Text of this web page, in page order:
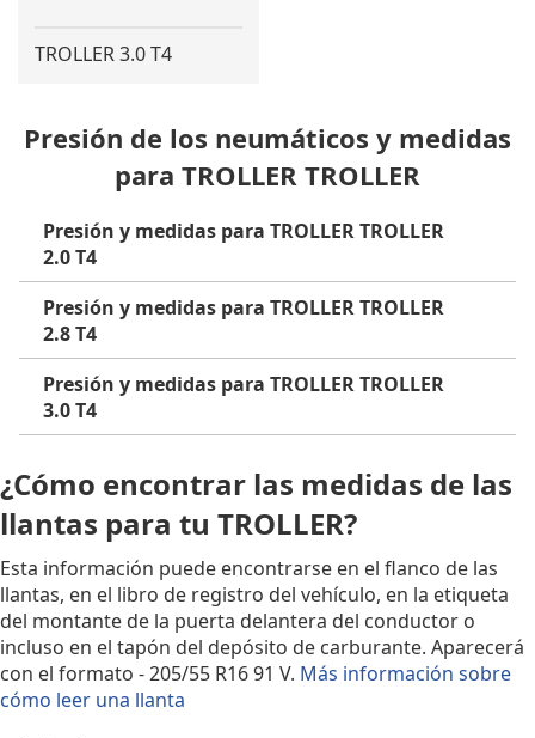
TROLLER 3.0 T4
Presión de los neumáticos y medidas
para TROLLER TROLLER
Presión y medidas para TROLLER TROLLER
2.0 T4
Presión y medidas para TROLLER TROLLER
2.8 T4
Presión y medidas para TROLLER TROLLER
3.0 T4
¿Cómo encontrar las medidas de las
llantas para tu TROLLER?
Esta información puede encontrarse en el flanco de las
llantas, en el libro de registro del vehículo, en la etiqueta
del montante de la puerta delantera del conductor o
incluso en el tapón del depósito de carburante. Aparecerá
con el formato - 205/55 R16 91 V. Más información sobre
cómo leer una llanta